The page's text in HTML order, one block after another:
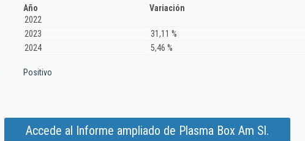
Año
Variación
2022
2023
31,11 %
2024
5,46 %
Positivo
Accede al Informe ampliado de Plasma Box Am Sl.